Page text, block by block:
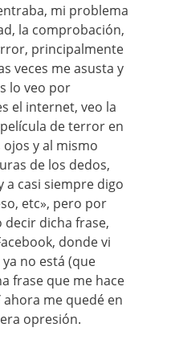
mi problema
la comprobación,
principalmente
veces me asusta y
lo veo por
el internet, veo la
de terror en
y al mismo
de los dedos,
a casi siempre digo
etc», pero por
decir dicha frase,
donde vi
no está (que
frase que me hace
ahora me quedé en
opresión.